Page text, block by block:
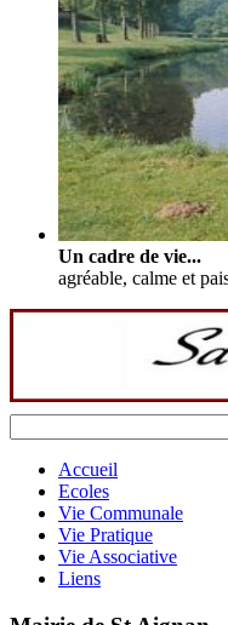
Un cadre de vie...
agréable, calme et
Accueil
Ecoles
Vie Communale
Vie Pratique
Vie Associative
Liens